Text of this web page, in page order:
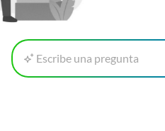
Escribe una pregunta